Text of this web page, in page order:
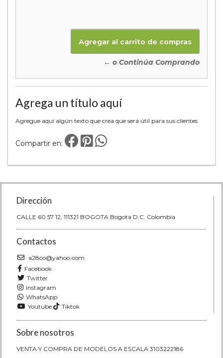
← o Continúa Comprando
Agrega un título aquí
Agregue aquí algún texto que crea que será útil para sus clientes
Compartir en:
Dirección
CALLE 60 57 12, 111321 BOGOTA Bogota D.C. Colombia
Contactos
a28co@yahoo.com
Facebook
Twitter
Instagram
WhatsApp
Youtube
Tiktok
Sobre nosotros
VENTA Y COMPRA DE MODELOS A ESCALA 3103222186